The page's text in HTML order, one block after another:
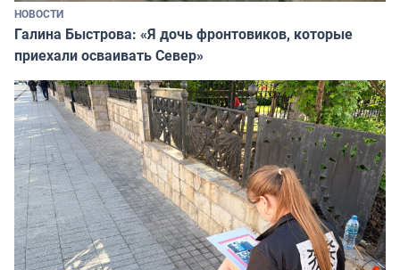
НОВОСТИ
Галина Быстрова: «Я дочь фронтовиков, которые
приехали осваивать Север»